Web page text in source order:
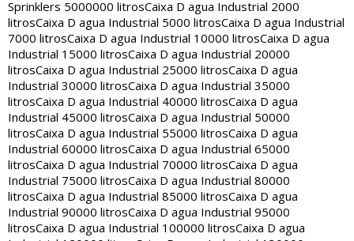
Sprinklers 5000000 litrosCaixa D agua Industrial 2000
litrosCaixa D agua Industrial 5000 litrosCaixa D agua Industrial
7000 litrosCaixa D agua Industrial 10000 litrosCaixa D agua
Industrial 15000 litrosCaixa D agua Industrial 20000
litrosCaixa D agua Industrial 25000 litrosCaixa D agua
Industrial 30000 litrosCaixa D agua Industrial 35000
litrosCaixa D agua Industrial 40000 litrosCaixa D agua
Industrial 45000 litrosCaixa D agua Industrial 50000
litrosCaixa D agua Industrial 55000 litrosCaixa D agua
Industrial 60000 litrosCaixa D agua Industrial 65000
litrosCaixa D agua Industrial 70000 litrosCaixa D agua
Industrial 75000 litrosCaixa D agua Industrial 80000
litrosCaixa D agua Industrial 85000 litrosCaixa D agua
Industrial 90000 litrosCaixa D agua Industrial 95000
litrosCaixa D agua Industrial 100000 litrosCaixa D agua